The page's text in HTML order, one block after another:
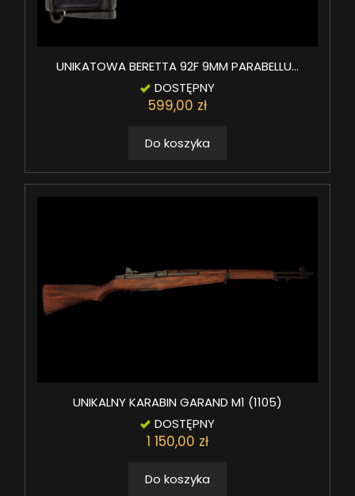
UNIKATOWA BERETTA 92F 9MM PARABELLU...
DOSTĘPNY
599,00 zł
Do koszyka
UNIKALNY KARABIN GARAND M1 (1105)
DOSTĘPNY
1 150,00 zł
Do koszyka